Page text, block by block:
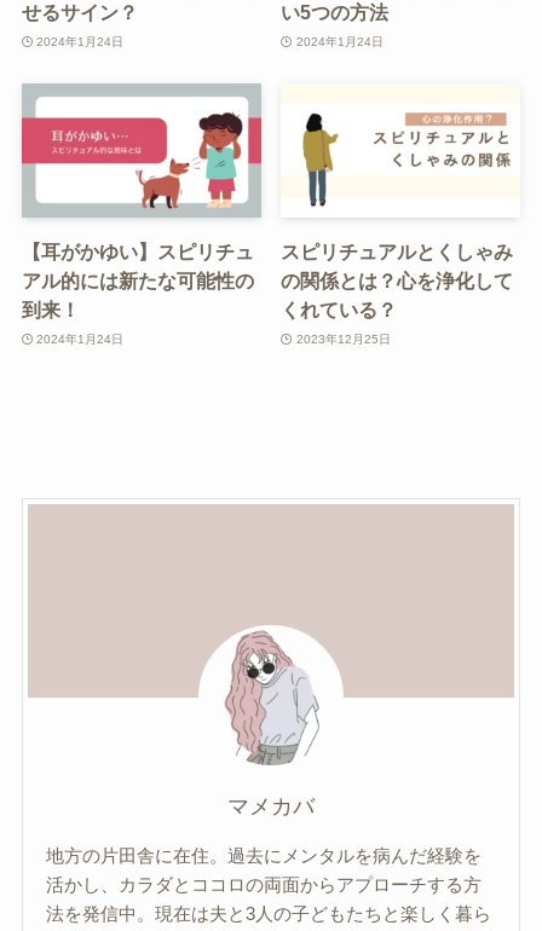
せるサイン？
2024年1月24日
い5つの方法
2024年1月24日
【耳がかゆい】スピリチュ
アル的には新たな可能性の
到来！
2024年1月24日
スピリチュアルとくしゃみ
の関係とは？心を浄化して
くれている？
2023年12月25日
マメカバ
地方の片田舎に在住。過去にメンタルを病んだ経験を
活かし、カラダとココロの両面からアプローチする方
法を発信中。現在は夫と3人の子どもたちと楽しく暮ら